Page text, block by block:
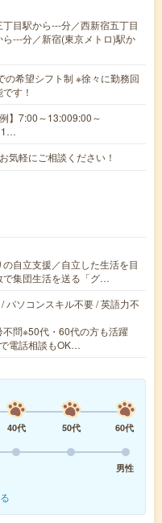
目駅から---分／西新宿五丁目
---分／新宿(東京メトロ)駅か
希望シフト制 ※徐々に勤務回
す！
】7:00～13:009:00～
1…
軽にご相談ください！
自立支援／自立した生活を目
で集団生活を送る「グ…
パソコンスキル不要 / 英語力不
問※50代・60代の方も活躍
電話相談もOK…
40代 50代
60代
男性